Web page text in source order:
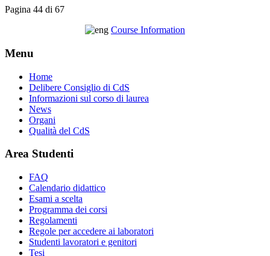
Pagina 44 di 67
Course Information
Menu
Home
Delibere Consiglio di CdS
Informazioni sul corso di laurea
News
Organi
Qualità del CdS
Area Studenti
FAQ
Calendario didattico
Esami a scelta
Programma dei corsi
Regolamenti
Regole per accedere ai laboratori
Studenti lavoratori e genitori
Tesi